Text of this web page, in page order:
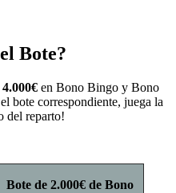
Bote?
en Bono Bingo y Bono
bote correspondiente, juega la
del reparto!
Bote de 2.000€ de Bono